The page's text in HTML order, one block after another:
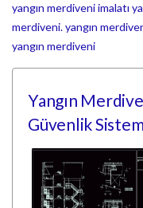
yangın merdiveni imalatı
merdiveni.yangın
yangın merdiveni
Yangın
Güvenlik